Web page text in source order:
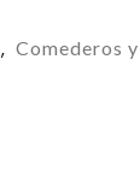
, Comederos y